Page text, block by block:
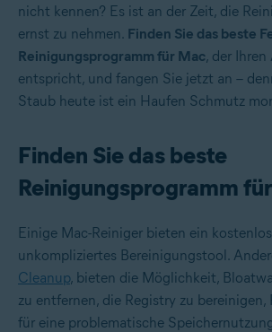
nicht kennen? Es ist an der Zeit, die
ernst zu nehmen. Finden Sie das beste
Reinigungsprogramm für Mac, der
entspricht, und fangen Sie jetzt an –
Staub heute ist ein Haufen Schmutz
Finden Sie das beste
Reinigungsprogramm
Einige Mac-Reiniger bieten ein
unkompliziertes Bereinigungstool.
Cleanup, bieten die Möglichkeit,
zu entfernen, die Registry zu bereinigen,
für eine problematische